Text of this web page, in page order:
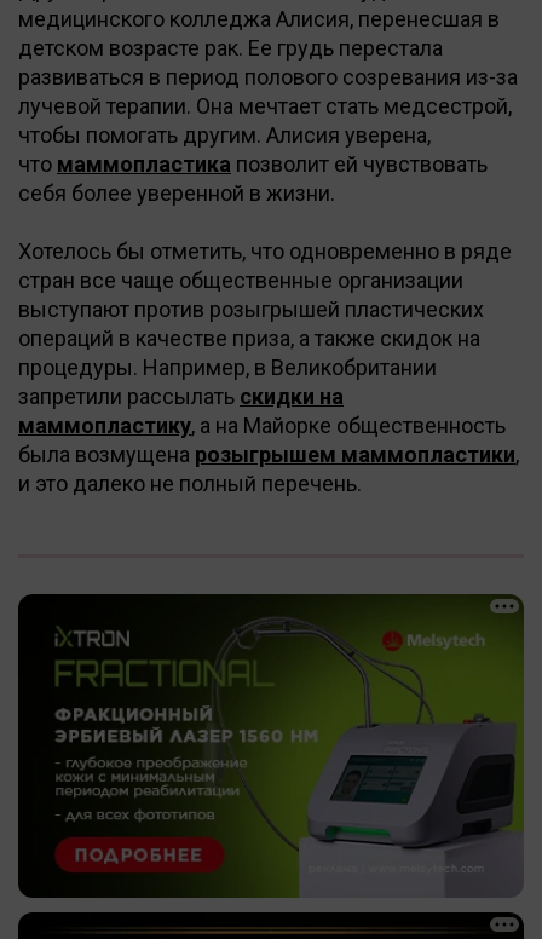
медицинского колледжа Алисия, перенесшая в
детском возрасте рак. Ее грудь перестала
развиваться в период полового созревания из-за
лучевой терапии. Она мечтает стать медсестрой,
чтобы помогать другим. Алисия уверена,
что маммопластика позволит ей чувствовать
себя более уверенной в жизни.
Хотелось бы отметить, что одновременно в ряде
стран все чаще общественные организации
выступают против розыгрышей пластических
операций в качестве приза, а также скидок на
процедуры. Например, в Великобритании
запретили рассылать скидки на
маммопластику, а на Майорке общественность
была возмущена розыгрышем маммопластики,
и это далеко не полный перечень.